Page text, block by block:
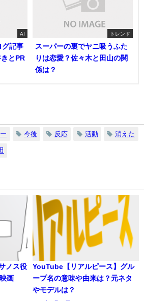
AI
グ記事
とPR
トレンド
スーパーの裏でヤニ吸うふた
りは恋愛？佐々木と田山の関
係は？
今後 反応 活動 消えた
ノス役
画
YouTube【リアルピース】グル
ープ名の意味や由来は？元ネタ
やモデルは？